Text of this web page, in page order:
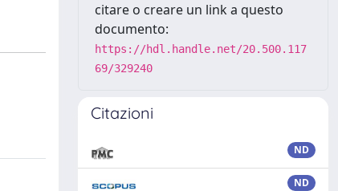
citare o creare un link a questo
documento:
https://hdl.handle.net/20.500.117
69/329240
Citazioni
ND
ND